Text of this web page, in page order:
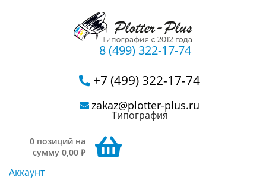
8 (499) 322-17-74
+7 (499) 322-17-74
zakaz@plotter-plus.ru
Типография
0 позиций на
сумму 0,00 ₽
Аккаунт